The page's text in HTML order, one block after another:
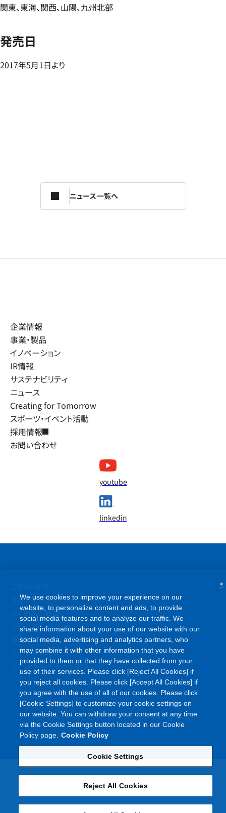
関東、東海、関西、山陽、九州北部
発売日
2017年5月1日より
ニュース一覧へ
企業情報
事業・製品
イノベーション
IR情報
サステナビリティ
ニュース
Creating for Tomorrow
スポーツ・イベント活動
採用情報
お問い合わせ
youtube
linkedin
サイトマップ
よくあるご質問
プライバシーポリシー
情報セキュリティポリシー
クッキーポリシー
ソーシャルメディアポリシー
Copyright©Asahi Kasei Corporation. All rights reserved
We use cookies to improve your experience on our
website, to personalize content and ads, to provide
social media features and to analyze our traffic. We
share information about your use of our website with our
social media, advertising and analytics partners, who
may combine it with other information that you have
provided to them or that they have collected from your
use of their services. Please click [Reject All Cookies] if
you reject all cookies. Please click [Accept All Cookies] if
you agree with the use of all of our cookies. Please click
[Cookie Settings] to customize your cookie settings on
our website. You can withdraw your consent at any time
via the Cookie Settings button located in our Cookie
Policy page. Cookie Policy
Cookie Settings
Reject All Cookies
×